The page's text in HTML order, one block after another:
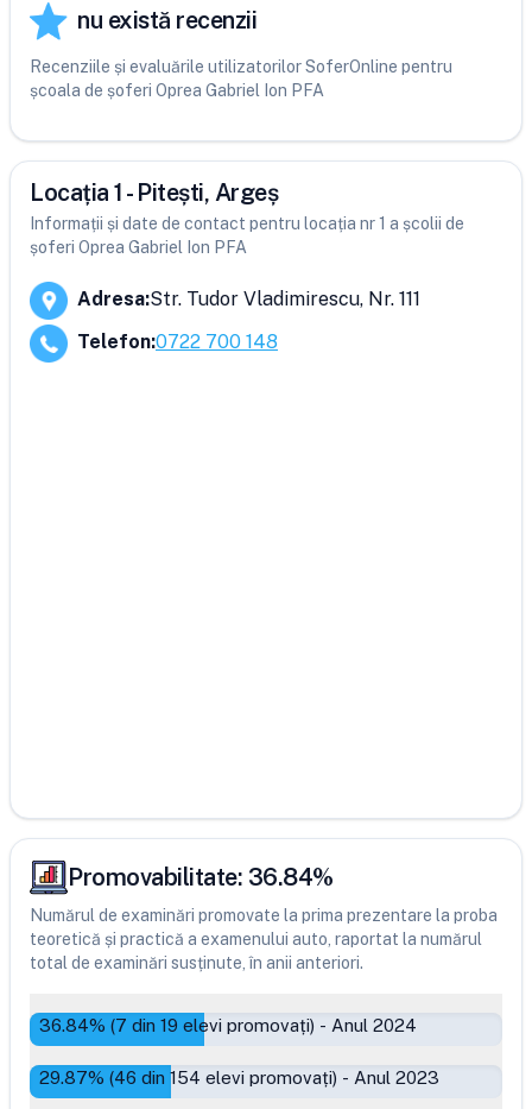
nu există recenzii
Recenziile și evaluările utilizatorilor SoferOnline pentru
școala de șoferi Oprea Gabriel Ion PFA
Locația 1 - Pitești, Argeș
Informații și date de contact pentru locația nr 1 a școlii de
șoferi Oprea Gabriel Ion PFA
Adresa:Str. Tudor Vladimirescu, Nr. 111
Telefon:0722 700 148
Promovabilitate: 36.84%
Numărul de examinări promovate la prima prezentare la proba
teoretică și practică a examenului auto, raportat la numărul
total de examinări susținute, în anii anteriori.
36.84% (7 din 19 elevi promovați) - Anul 2024
29.87% (46 din 154 elevi promovați) - Anul 2023